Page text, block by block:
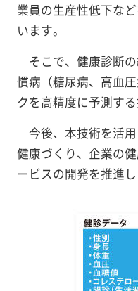
業員の生産性低下な
います。
そこで、健康診断
慣病（糖尿病、高血
クを高精度に予測す
今後、本技術を活
健康づくり、企業の
ービスの開発を推進し